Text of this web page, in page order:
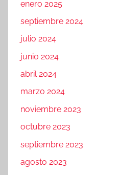
enero 2025
septiembre 2024
julio 2024
junio 2024
abril 2024
marzo 2024
noviembre 2023
octubre 2023
septiembre 2023
agosto 2023